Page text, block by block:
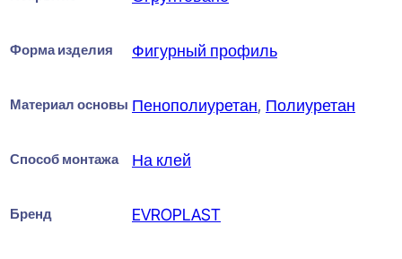
Форма изделия Фигурный профиль
Материал основы Пенополиуретан, Полиуретан
Способ монтажа На клей
Бренд EVROPLAST